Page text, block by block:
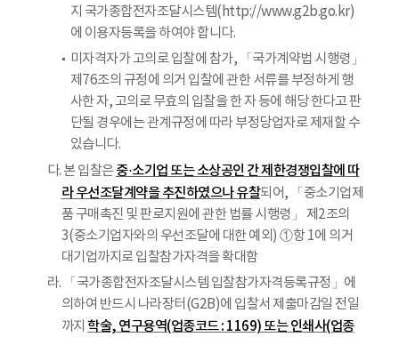
지 국가종합전자조달시스템(http://www.g2b.go.kr)
에 이용자등록을 하여야 합니다.
미자격자가 고의로 입찰에 참가, 「국가계약법 시행령」
제76조의 규정에 의거 입찰에 관한 서류를 부정하게 행
사한 자, 고의로 무효의 입찰을 한 자 등에 해당 한다고 판
단될 경우에는 관계규정에 따라 부정당업자로 제재할 수
있습니다.
다. 본 입찰은중·소기업 또는 소상공인 간 제한경쟁입찰에 따
라 우선조달계약을 추진하였으나 유찰되어, 「중소기업제
품 구매촉진 및 판로지원에 관한 법률 시행령」 제2조의
3(중소기업자와의 우선조달에 대한 예외) ①항 1에 의거
대기업까지로 입찰참가자격을 확대함
라. 「국가종합전자조달시스템 입찰참가자격등록규정」에
의하여 반드시 나라장터(G2B)에 입찰서 제출마감일 전일
까지 학술, 연구용역(업종코드 : 1169) 또는 인쇄사(업종